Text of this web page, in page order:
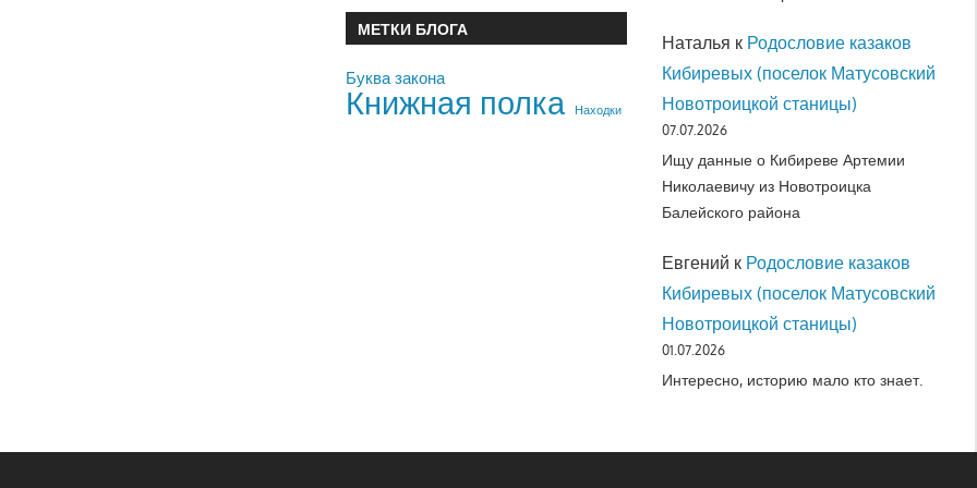
МЕТКИ БЛОГА
Буква закона
Книжная полка Находки
Наталья к Родословие казаков
Кибиревых (поселок Матусовский
Новотроицкой станицы)
07.07.2026
Ищу данные о Кибиреве Артемии
Николаевичу из Новотроицка
Балейского района
Евгений к Родословие казаков
Кибиревых (поселок Матусовский
Новотроицкой станицы)
01.07.2026
Интересно, историю мало кто знает.